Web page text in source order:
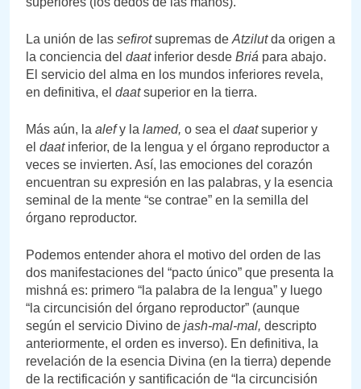
La unión de las sefirotsupremas de Atzilutda origen a
la conciencia del daatinferior desde Briá para abajo.
El servicio del alma en los mundos inferiores revela,
en definitiva, el daatsuperior en la tierra.
Más aún, la alefy la lamed, o sea el daatsuperior y
el daatinferior, de la lengua y el órgano reproductor a
veces se invierten. Así, las emociones del corazón
encuentran su expresión en las palabras, y la esencia
seminal de la mente “se contrae” en la semilla del
órgano reproductor.
Podemos entender ahora el motivo del orden de las
dos manifestaciones del “pacto único” que presenta la
mishná es: primero “la palabra de la lengua” y luego
“la circuncisión del órgano reproductor” (aunque
según el servicio Divino de jash-mal-mal, descripto
anteriormente, el orden es inverso). En definitiva, la
revelación de la esencia Divina (en la tierra) depende
de la rectificación y santificación de “la circuncisión